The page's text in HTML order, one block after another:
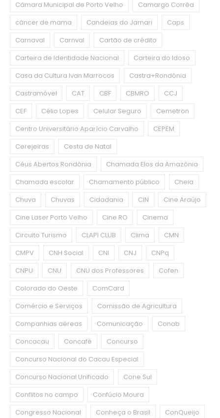
Câmara Municipal de Porto Velho
Camargo Corrêa
câncer de mama
Candeias do Jamari
Caps
Carnaval
Carnval
Cartão de crédito
Carteira de Identidade Nacional
Carteira do Idoso
Casa da Cultura Ivan Marrocos
Castra+Rondônia
Castramóvel
CAT CBF CBMRO
CCJ
CEF
Célio Lopes Celular Seguro
Cemetron
Centro Universitário Aparício Carvalho
CEPEM
Cerejeiras
Cesta de Natal
Céus Abertos Rondônia
Chamada Elos da Amazônia
Chamada escolar
Chamamento público
Cheia
Chuva
Chuvas Cidadania CIN
Cine Araújo
Cine Laser Porto Velho
Cine RO
Cinema
Circuito Turismo
CLAPI CLUB Clima
CMN
CMPV
CNH Social CNI CNJ
CNPq
CNPU
CNU CNU dos Professores
Cofen
Colorado do Oeste
ComCard
Comércio e Serviços
Comissão de Agricultura
Companhias aéreas
Comunicação
Conab
Concacau
Concafé
Concurso
Concurso Nacional do Cacau Especial
Concurso Nacional Unificado
Cone Sul
Conflitos no campo
Confúcio Moura
Congresso Nacional
Conheça o Brasil
ConQueijo